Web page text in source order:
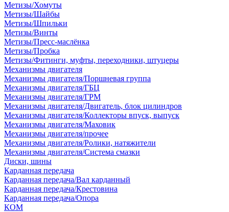
Метизы/Хомуты
Метизы/Шайбы
Метизы/Шпильки
Метизы/Винты
Метизы/Пресс-маслёнка
Метизы/Пробка
Метизы/Фитинги, муфты, переходники, штуцеры
Механизмы двигателя
Механизмы двигателя/Поршневая группа
Механизмы двигателя/ГБЦ
Механизмы двигателя/ГРМ
Механизмы двигателя/Двигатель, блок цилиндров
Механизмы двигателя/Коллекторы впуск, выпуск
Механизмы двигателя/Маховик
Механизмы двигателя/прочее
Механизмы двигателя/Ролики, натяжители
Механизмы двигателя/Система смазки
Диски, шины
Карданная передача
Карданная передача/Вал карданный
Карданная передача/Крестовина
Карданная передача/Опора
КОМ